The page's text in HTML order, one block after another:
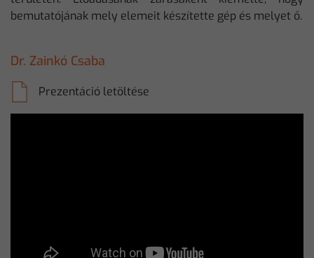
bemutatójának mely elemeit készítette gép és melyet ő.
Dr. Zainkó Csaba
Prezentáció letöltése